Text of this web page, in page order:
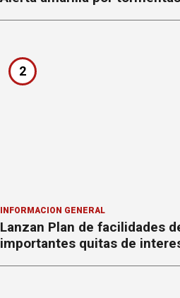
2
INFORMACION GENERAL
Lanzan Plan de facilidades
importantes quitas de